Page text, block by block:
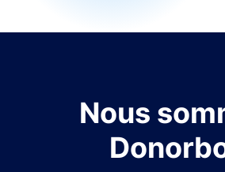
Nous